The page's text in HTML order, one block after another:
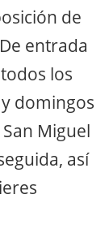
de
entrada
los
domingos
Miguel
así